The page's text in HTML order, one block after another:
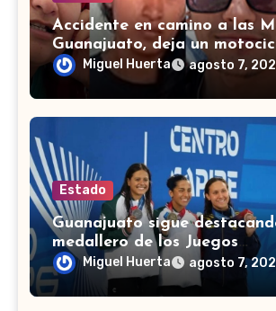
Accidente en camino a las
Guanajuato, deja un
lesionado
Miguel Huerta agosto 7,
Estado
Guanajuato sigue
medallero de los Juegos
Centroamericanos 2026 con
medallas
Miguel Huerta agosto 7,